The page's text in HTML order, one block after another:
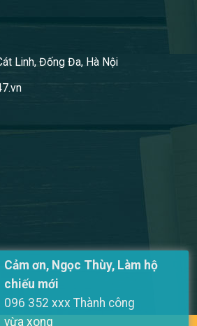
Linh, Đống Đa, Hà Nội
Cảm ơn, Ngọc Thùy, Làm hộ
chiếu mới
096 352 xxx Thành công
vừa xong